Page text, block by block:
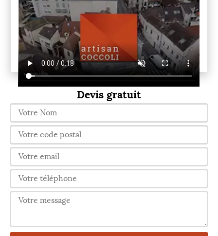
Devis gratuit